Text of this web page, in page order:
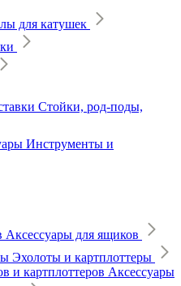
для катушек
Стойки, род-поды,
Инструменты и
Аксессуары для ящиков
Эхолоты и картплоттеры
Аксессуары